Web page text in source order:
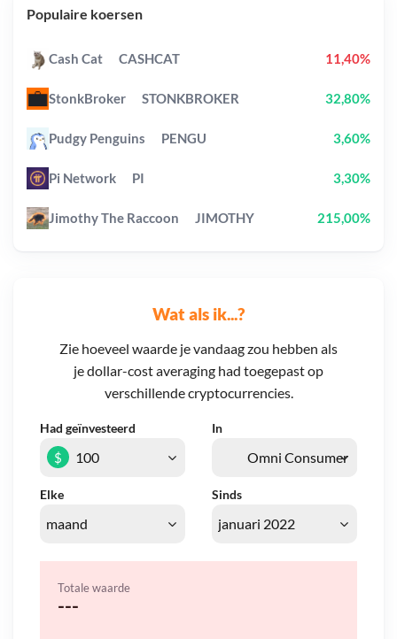
Wat als ik...?
Zie hoeveel waarde je vandaag zou hebben als
je dollar-cost averaging had toegepast op
verschillende cryptocurrencies.
Had geïnvesteerd In
Elke Sinds
$
Totale waarde
---
Populaire koersen
Cash Cat CASHCAT 11,40%
StonkBroker STONKBROKER 32,80%
Pudgy Penguins PENGU 3,60%
Pi Network PI 3,30%
Jimothy The Raccoon JIMOTHY 215,00%